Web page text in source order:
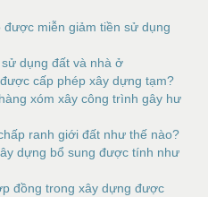
miễn giảm tiền sử dụng
dụng đất và nhà ở
cấp phép xây dựng tạm?
xóm xây công trình gây hư
ranh giới đất như thế nào?
dựng bổ sung được tính như
đồng trong xây dựng được